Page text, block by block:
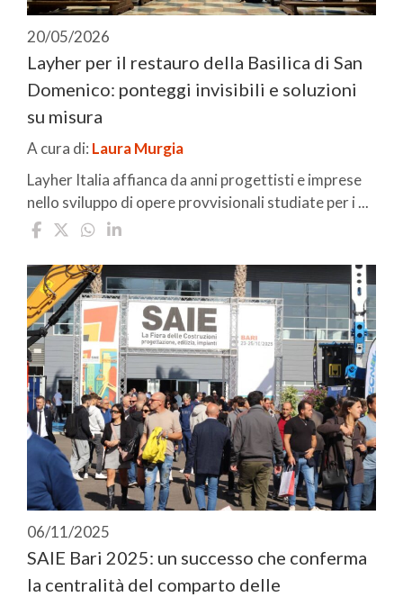
20/05/2026
Layher per il restauro della Basilica di San
Domenico: ponteggi invisibili e soluzioni
su misura
A cura di: Laura Murgia
Layher Italia affianca da anni progettisti e imprese
nello sviluppo di opere provvisionali studiate per i ...
06/11/2025
SAIE Bari 2025: un successo che conferma
la centralità del comparto delle